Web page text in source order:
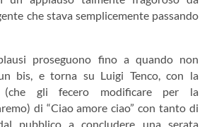
che stava semplicemente passando
proseguono fino a quando non
bis, e torna su Luigi Tenco, con la
(che gli fecero modificare per la
di “Ciao amore ciao” con tanto di
pubblico a concludere una serata